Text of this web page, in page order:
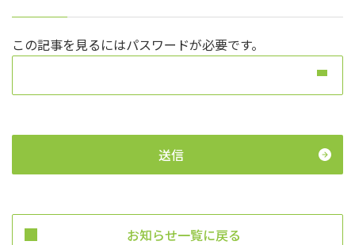
この記事を見るにはパスワードが必要です。
送信
お知らせ一覧に戻る